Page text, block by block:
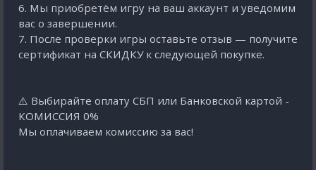
6. Мы приобретём игру на ваш аккаунт и уведомим
вас о завершении.
7. После проверки игры оставьте отзыв — получите
сертификат на СКИДКУ к следующей покупке.
⚠️ Выбирайте оплату СБП или Банковской картой -
КОМИССИЯ 0%
Мы оплачиваем комиссию за вас!